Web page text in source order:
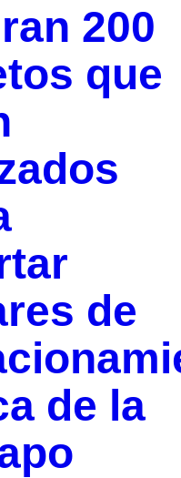
200
que
de
de la